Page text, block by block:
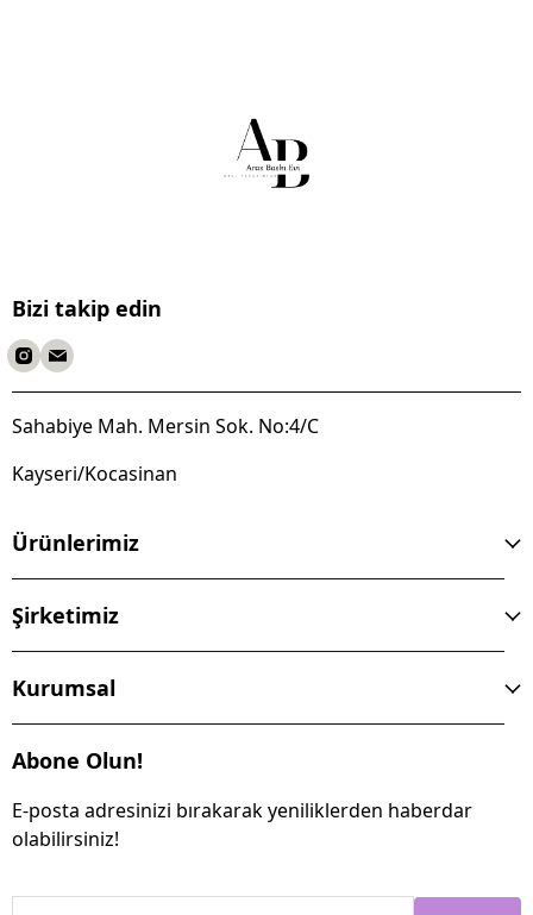
Bizi takip edin
Sahabiye Mah. Mersin Sok. No:4/C
Kayseri/Kocasinan
Ürünlerimiz
Şirketimiz
Kurumsal
Abone Olun!
E-posta adresinizi bırakarak yeniliklerden haberdar
olabilirsiniz!